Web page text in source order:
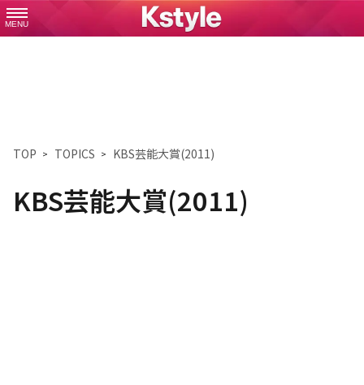
MENU
TOP TOPICS KBS芸能大賞(2011)
KBS芸能大賞(2011)